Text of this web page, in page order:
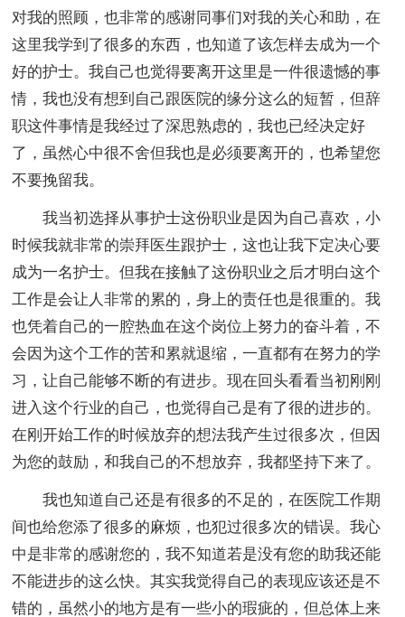
对我的照顾，也非常的感谢同事们对我的关心和助，在
这里我学到了很多的东西，也知道了该怎样去成为一个
好的护士。我自己也觉得要离开这里是一件很遗憾的事
情，我也没有想到自己跟医院的缘分这么的短暂，但辞
职这件事情是我经过了深思熟虑的，我也已经决定好
了，虽然心中很不舍但我也是必须要离开的，也希望您
不要挽留我。
我当初选择从事护士这份职业是因为自己喜欢，小
时候我就非常的崇拜医生跟护士，这也让我下定决心要
成为一名护士。但我在接触了这份职业之后才明白这个
工作是会让人非常的累的，身上的责任也是很重的。我
也凭着自己的一腔热血在这个岗位上努力的奋斗着，不
会因为这个工作的苦和累就退缩，一直都有在努力的学
习，让自己能够不断的有进步。现在回头看看当初刚刚
进入这个行业的自己，也觉得自己是有了很的进步的。
在刚开始工作的时候放弃的想法我产生过很多次，但因
为您的鼓励，和我自己的不想放弃，我都坚持下来了。
我也知道自己还是有很多的不足的，在医院工作期
间也给您添了很多的麻烦，也犯过很多次的错误。我心
中是非常的感谢您的，我不知道若是没有您的助我还能
不能进步的这么快。其实我觉得自己的表现应该还是不
错的，虽然小的地方是有一些小的瑕疵的，但总体上来